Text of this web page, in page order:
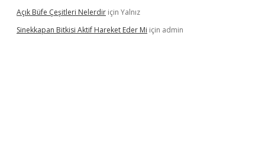
Açık Büfe Çeşitleri Nelerdir için Yalnız
Sinekkapan Bitkisi Aktif Hareket Eder Mi için admin